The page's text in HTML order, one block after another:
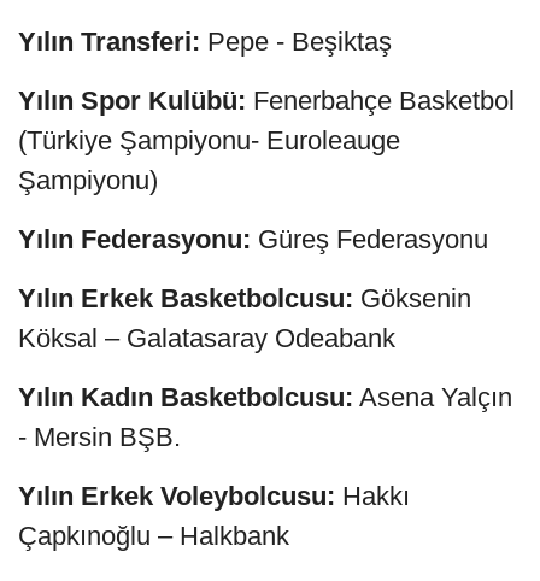
Yılın Transferi: Pepe - Beşiktaş
Yılın Spor Kulübü: Fenerbahçe Basketbol
(Türkiye Şampiyonu- Euroleauge
Şampiyonu)
Yılın Federasyonu: Güreş Federasyonu
Yılın Erkek Basketbolcusu: Göksenin
Köksal – Galatasaray Odeabank
Yılın Kadın Basketbolcusu: Asena Yalçın
- Mersin BŞB.
Yılın Erkek Voleybolcusu: Hakkı
Çapkınoğlu – Halkbank